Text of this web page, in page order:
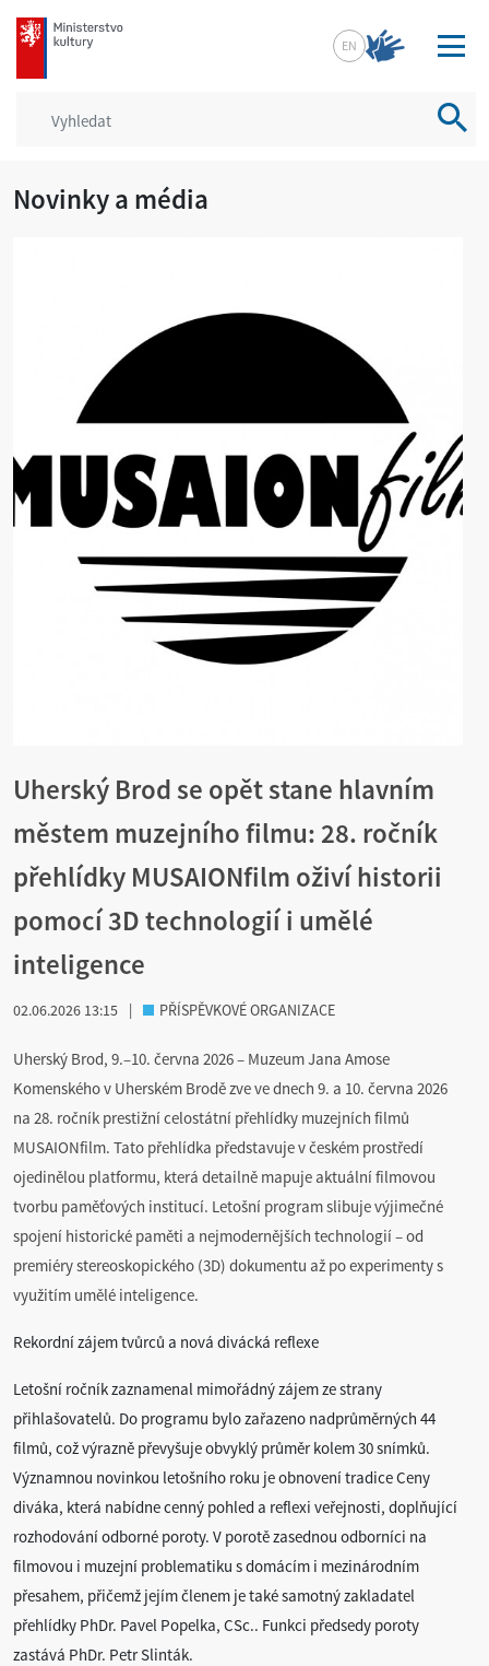
mkcr.cz
EN
Novinky a média
Uherský Brod se opět stane hlavním
městem muzejního filmu: 28. ročník
přehlídky MUSAIONfilm oživí historii
pomocí 3D technologií i umělé
inteligence
02.06.2026 13:15 | PŘÍSPĚVKOVÉ ORGANIZACE
Uherský Brod, 9.–10. června 2026 – Muzeum Jana Amose
Komenského v Uherském Brodě zve ve dnech 9. a 10. června 2026
na 28. ročník prestižní celostátní přehlídky muzejních filmů
MUSAIONfilm. Tato přehlídka představuje v českém prostředí
ojedinělou platformu, která detailně mapuje aktuální filmovou
tvorbu paměťových institucí. Letošní program slibuje výjimečné
spojení historické paměti a nejmodernějších technologií – od
premiéry stereoskopického (3D) dokumentu až po experimenty s
využitím umělé inteligence.
Rekordní zájem tvůrců a nová divácká reflexe
Letošní ročník zaznamenal mimořádný zájem ze strany
přihlašovatelů. Do programu bylo zařazeno nadprůměrných 44
filmů, což výrazně převyšuje obvyklý průměr kolem 30 snímků.
Významnou novinkou letošního roku je obnovení tradice Ceny
diváka, která nabídne cenný pohled a reflexi veřejnosti, doplňující
rozhodování odborné poroty. V porotě zasednou odborníci na
filmovou i muzejní problematiku s domácím i mezinárodním
přesahem, přičemž jejím členem je také samotný zakladatel
přehlídky PhDr. Pavel Popelka, CSc.. Funkci předsedy poroty
zastává PhDr. Petr Slinták.